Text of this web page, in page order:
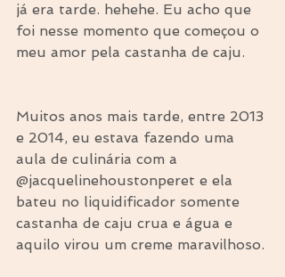
já era tarde. hehehe. Eu acho que
foi nesse momento que começou o
meu amor pela castanha de caju.
Muitos anos mais tarde, entre 2013
e 2014, eu estava fazendo uma
aula de culinária com a
@jacquelinehoustonperet e ela
bateu no liquidificador somente
castanha de caju crua e água e
aquilo virou um creme maravilhoso.